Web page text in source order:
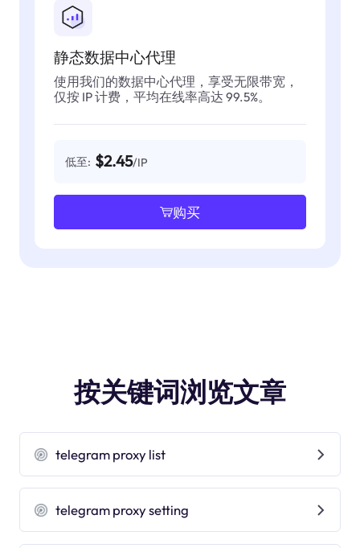
静态数据中心代理
使用我们的数据中心代理，享受无限带宽，
仅按 IP 计费，平均在线率高达 99.5%。
低至: $2.45/IP
购买
按关键词浏览文章
telegram proxy list
telegram proxy setting